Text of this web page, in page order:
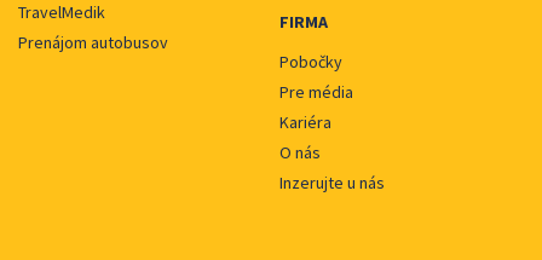
TravelMedik
Prenájom autobusov
FIRMA
Pobočky
Pre média
Kariéra
O nás
Inzerujte u nás